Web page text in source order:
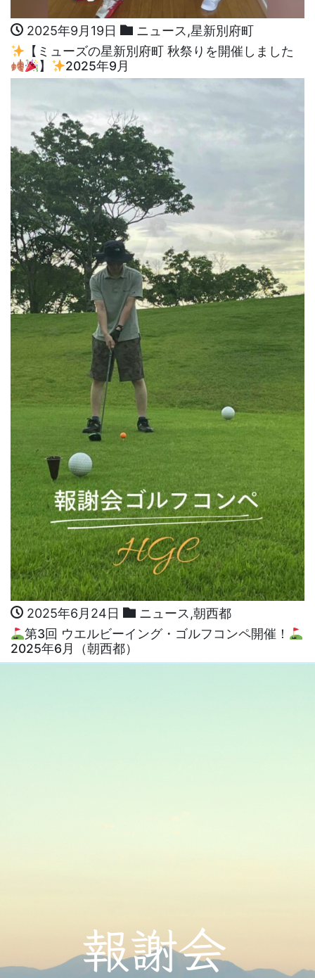
2025年9月19日 ニュース ,星新別府町
【ミューズの星新別府町 秋祭りを開催しました
】
2025年9月
2025年6月24日 ニュース,朝西都
第3回 ウエルビーイング・ゴルフコンペ開催！
2025年6月（朝西都）